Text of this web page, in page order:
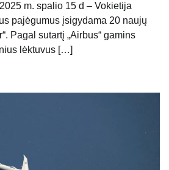
m. spalio 15 d – Vokietija
pajėgumus įsigydama 20 naujų
Pagal sutartį „Airbus“ gamins
lėktuvus […]